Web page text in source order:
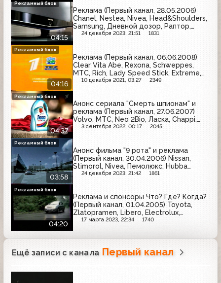
04:15
Реклама (Первый канал, 28.05.2006)
Chanel, Nestea, Nivea, Head&Shoulders,
Samsung, Дневной дозор, Раптор,
Чёрный жемчуг, O.b., Wella, Orbit
24 декабря 2023, 21:51 1831
Рекламный блок
04:16
Реклама (Первый канал, 06.06.2008)
Clear Vita Abe, Rexona, Schweppes,
МТС, Rich, Lady Speed Stick, Extreme,
Orbit, Sprite, М.Видео
10 декабря 2021, 03:27 2349
Рекламный блок
04:37
Анонс сериала "Смерть шпионам" и
реклама (Первый канал, 27.06.2007)
Volvo, МТС, Neo 2Bio, Ласка, Chappi,
Роллтон, Elseve, Имунеле, Palette,
3 сентября 2022, 00:17 2045
Рекламный блок
03:58
Анонс фильма "9 рота" и реклама
(Первый канал, 30.04.2006) Nissan,
Stimorol, Nivea, Пемолюкс, Hubba
Bubba, Sprite, Elseve, Йодомарин,
24 декабря 2023, 21:42 1861
Рекламный блок
04:20
Реклама и спонсоры Что? Где? Когда?
(Первый канал, 01.04.2005) Toyota,
Zlatopramen, Libero, Electrolux,
Head&Shoulders, Nokia, Лукойл, Охота
17 марта 2023, 22:34 1740
Рекламный блок
Ещё записи с канала Первый канал